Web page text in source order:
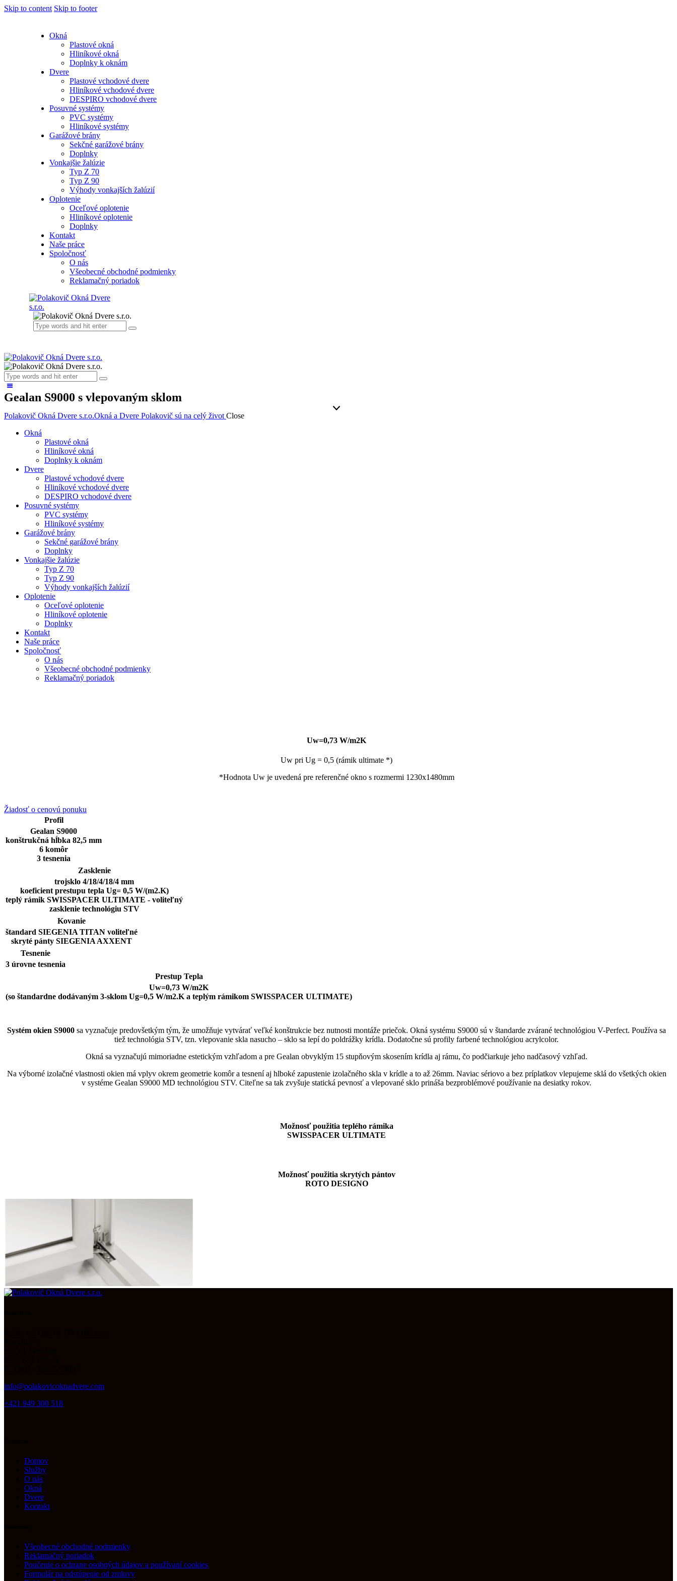
Skip to content Skip to footer
Okná
Plastové okná
Hliníkové okná
Doplnky k oknám
Dvere
Plastové vchodové dvere
Hliníkové vchodové dvere
DESPIRO vchodové dvere
Posuvné systémy
PVC systémy
Hliníkové systémy
Garážové brány
Sekčné garážové brány
Doplnky
Vonkajšie žalúzie
Typ Z 70
Typ Z 90
Výhody vonkajších žalúzií
Oplotenie
Oceľové oplotenie
Hliníkové oplotenie
Doplnky
Kontakt
Naše práce
Spoločnosť
O nás
Všeobecné obchodné podmienky
Reklamačný poriadok
Gealan S9000 s vlepovaným sklom
Polakovič Okná Dvere s.r.o.Okná a Dvere Polakovič sú na celý život Close
Okná
Plastové okná
Hliníkové okná
Doplnky k oknám
Dvere
Plastové vchodové dvere
Hliníkové vchodové dvere
DESPIRO vchodové dvere
Posuvné systémy
PVC systémy
Hliníkové systémy
Garážové brány
Sekčné garážové brány
Doplnky
Vonkajšie žalúzie
Typ Z 70
Typ Z 90
Výhody vonkajších žalúzií
Oplotenie
Oceľové oplotenie
Hliníkové oplotenie
Doplnky
Kontakt
Naše práce
Spoločnosť
O nás
Všeobecné obchodné podmienky
Reklamačný poriadok
Uw=0,73 W/m2K
Uw pri Ug = 0,5 (rámik ultimate *)
*Hodnota Uw je uvedená pre referenčné okno s rozmermi 1230x1480mm
Žiadosť o cenovú ponuku
Profil
Gealan S9000
konštrukčná hĺbka 82,5 mm
6 komôr
3 tesnenia
Zasklenie
trojsklo 4/18/4/18/4 mm
koeficient prestupu tepla Ug= 0,5 W/(m2.K)
teplý rámik SWISSPACER ULTIMATE - voliteľný
zasklenie technológiu STV
Kovanie
štandard SIEGENIA TITAN voliteľné
skryté pánty SIEGENIA AXXENT
Tesnenie
3 úrovne tesnenia
Prestup Tepla
Uw=0,73 W/m2K
(so štandardne dodávaným 3-sklom Ug=0,5 W/m2.K a teplým rámikom SWISSPACER ULTIMATE)
Systém okien S9000 sa vyznačuje predovšetkým tým, že umožňuje vytvárať veľké konštrukcie bez nutnosti montáže priečok. Okná systému S9000 sú v štandarde zvárané technológiou V-Perfect. Používa sa
tiež technológia STV, tzn. vlepovanie skla nasucho – sklo sa lepí do poldrážky krídla. Dodatočne sú profily farbené technológiou acrylcolor.
Okná sa vyznačujú mimoriadne estetickým vzhľadom a pre Gealan obvyklým 15 stupňovým skosením krídla aj rámu, čo podčiarkuje jeho nadčasový vzhľad.
Na výborné izolačné vlastnosti okien má vplyv okrem geometrie komôr a tesnení aj hlboké zapustenie izolačného skla v krídle a to až 26mm. Naviac sériovo a bez príplatkov vlepujeme sklá do všetkých okien
v systéme Gealan S9000 MD technológiou STV. Citeľne sa tak zvyšuje statická pevnosť a vlepované sklo prináša bezproblémové používanie na desiatky rokov.
Možnosť použitia teplého rámika
SWISSPACER ULTIMATE
Možnosť použitia skrytých pántov
ROTO DESIGNO
info@polakovicoknadvere.com
+421 949 300 518
Domov
Služby
O nás
Okná
Dvere
Kontakt
Všeobecné obchodné podmienky
Reklamačný poriadok
Poučenie o ochrane osobných údajov a používaní cookies
Formulár na odstúpenie od zmluvy